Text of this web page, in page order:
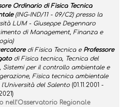
Ordinario di Fisica Tecnica
(ING-IND/11 - 09/C2) presso la
LUM - Giuseppe Degennaro
di Management, Finanza e
di Fisica Tecnica e Professore
di Fisica tecnica, Tecnica del
Sistemi per il controllo ambientale e
Fisica tecnica ambientale
l'Università del Salento (01.11.2001 -
nell’Osservatorio Regionale